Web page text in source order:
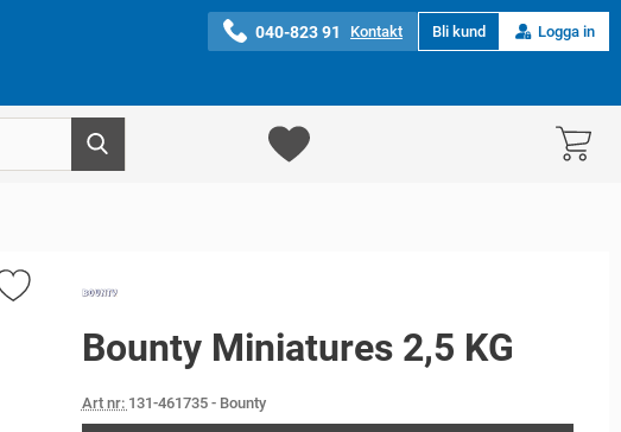
040-823 91 Kontakt Bli kund Logga in
Bounty Miniatures 2,5 KG
Art nr: 131-461735- Bounty